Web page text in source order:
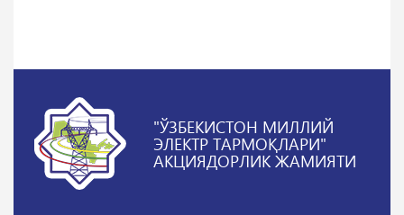
"ЎЗБЕКИСТОН МИЛЛИЙ
ЭЛЕКТР ТАРМОҚЛАРИ"
АКЦИЯДОРЛИК ЖАМИЯТИ